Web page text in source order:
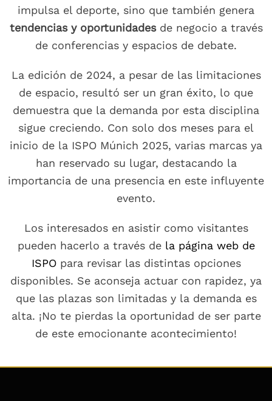
impulsa el deporte, sino que también genera
tendencias y oportunidadesde negocio a través
de conferencias y espacios de debate.
La edición de 2024, a pesar de las limitaciones
de espacio, resultó ser un gran éxito, lo que
demuestra que la demanda por esta disciplina
sigue creciendo. Con solo dos meses para el
inicio de la ISPO Múnich 2025, varias marcas ya
han reservado su lugar, destacando la
importancia de una presencia en este influyente
evento.
Los interesados en asistir como visitantes
pueden hacerlo a través de la página web de
ISPOpara revisar las distintas opciones
disponibles. Se aconseja actuar con rapidez, ya
que las plazas son limitadas y la demanda es
alta. ¡No te pierdas la oportunidad de ser parte
de este emocionante acontecimiento!